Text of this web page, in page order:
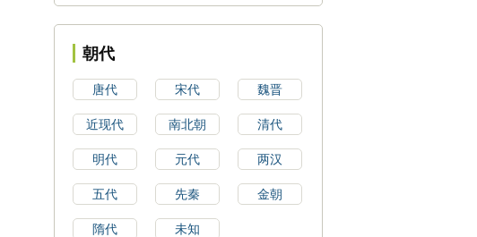
朝代
唐代 宋代 魏晋
近现代 南北朝 清代
明代 元代 两汉
五代 先秦 金朝
隋代 未知